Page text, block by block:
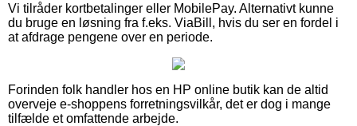
Vi tilråder kortbetalinger eller MobilePay. Alternativt kunne
du bruge en løsning fra f.eks. ViaBill, hvis du ser en fordel i
at afdrage pengene over en periode.
Forinden folk handler hos en HP online butik kan de altid
overveje e-shoppens forretningsvilkår, det er dog i mange
tilfælde et omfattende arbejde.